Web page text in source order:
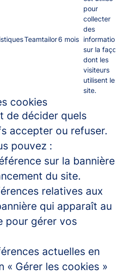
Teamtailor6 mois
pour
collecter
des
informations
sur la façon
dont les
visiteurs
utilisent le
site.
cookies
de décider quels
accepter ou refuser.
pouvez :
sur la bannière
du site.
relatives aux
qui apparaît au
pour gérer vos
actuelles en
« Gérer les cookies »